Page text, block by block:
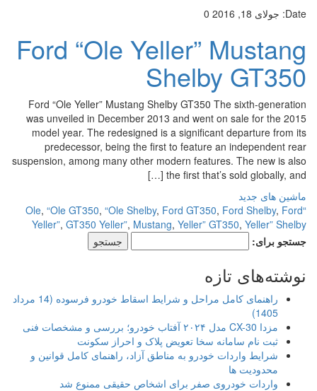
Date: جولای 18, 2016 0
Ford “Ole Yeller” Mustang
Shelby GT350
Ford “Ole Yeller” Mustang Shelby GT350 The sixth-generation
was unveiled in December 2013 and went on sale for the 2015
model year. The redesigned is a significant departure from its
predecessor, being the first to feature an independent rear
suspension, among many other modern features. The new is also
the first that’s sold globally, and […]
ماشین های جدید
,“Ole GT350,“Ole Shelby,Ford GT350,Ford Shelby,Ford
Yeller”,GT350 Yeller”,Mustang,Yeller” GT350,Yeller” Shelby
جستجو برای:
نوشته‌های تازه
راهنمای کامل مراحل و شرایط اسقاط خودرو فرسوده (14 مرداد
1405)
مزدا CX-30 مدل ۲۰۲۴ آفتاب خودرو؛ بررسی و مشخصات فنی
ثبت نام سامانه سخا تعویض پلاک و احراز سکونت
شرایط واردات خودرو به مناطق آزاد، راهنمای کامل قوانین و
محدودیت ها
واردات خودروی صفر برای اشخاص حقیقی ممنوع شد